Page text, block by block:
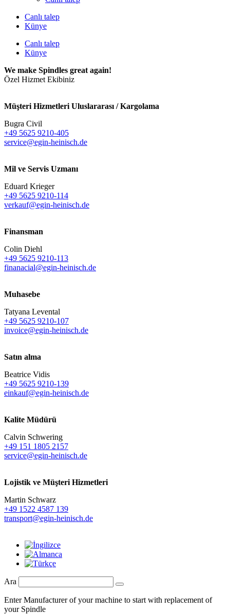
Canlı talep
Künye
Canlı talep
Künye
We make Spindles great again!
Özel Hizmet Ekibiniz
Müşteri Hizmetleri Uluslararası / Kargolama
Bugra Civil
+49 5625 9210-405
service@egin-heinisch.de
Mil ve Servis Uzmanı
Eduard Krieger
+49 5625 9210-114
verkauf@egin-heinisch.de
Finansman
Colin Diehl
+49 5625 9210-113
finanacial@egin-heinisch.de
Muhasebe
Tatyana Levental
+49 5625 9210-107
invoice@egin-heinisch.de
Satın alma
Beatrice Vidis
+49 5625 9210-139
einkauf@egin-heinisch.de
Kalite Müdürü
Calvin Schwering
+49 151 1805 2157
service@egin-heinisch.de
Lojistik ve Müşteri Hizmetleri
Martin Schwarz
+49 1522 4587 139
transport@egin-heinisch.de
Ara
Enter Manufacturer of your machine to start with replacement of
your Spindle